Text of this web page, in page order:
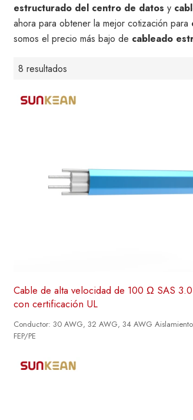
estructurado del centro de datos y
ahora para obtener la mejor cotización para
somos el precio más bajo de cableado
8 resultados
Cable de alta velocidad de 100 Ω SAS 3.0
con certificación UL
Conductor: 30 AWG, 32 AWG, 34 AWG
FEP/PE